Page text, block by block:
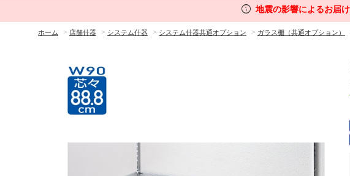
info 地震の影響によるお届
ホーム > 店舗什器 > システム什器 > システム什器共通オプション > ガラス棚（共通オプション）